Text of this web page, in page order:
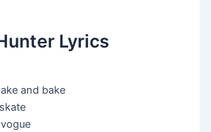
Lyrics
аnd bаkе